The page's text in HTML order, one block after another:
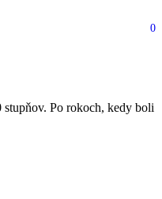
0
Po rokoch, kedy boli